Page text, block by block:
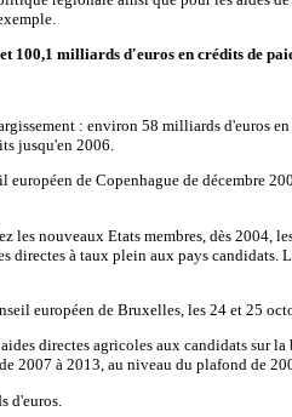
100,1 milliards d'euros en crédits de
: environ 58 milliards d'euros
jusqu'en 2006.
de Copenhague de décembre
nouveaux Etats membres, dès 2004,
directes à taux plein aux pays
européen de Bruxelles, les 24 et 25
directes agricoles aux candidats sur
2007 à 2013, au niveau du plafond de
d'euros.